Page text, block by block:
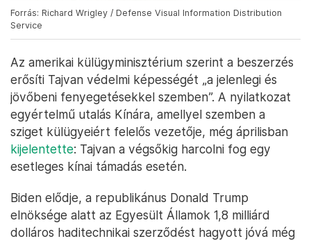
Forrás: Richard Wrigley / Defense Visual Information Distribution
Service
Az amerikai külügyminisztérium szerint a beszerzés
erősíti Tajvan védelmi képességét „a jelenlegi és
jövőbeni fenyegetésekkel szemben”. A nyilatkozat
egyértelmű utalás Kínára, amellyel szemben a
sziget külügyeiért felelős vezetője, még áprilisban
kijelentette: Tajvan a végsőkig harcolni fog egy
esetleges kínai támadás esetén.
Biden elődje, a republikánus Donald Trump
elnöksége alatt az Egyesült Államok 1,8 milliárd
dolláros haditechnikai szerződést hagyott jóvá még